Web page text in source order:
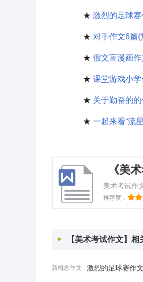
★ 激烈的足球
★ 对手作文6篇(
★ 假文盲漫画
★ 课堂游戏小学
★ 关于勤奋的的
★ 一起来看“流
《美
美术考试作
文都不陌生
推荐度：
【美术考试作文】相
新概念作文 激烈的足球赛作